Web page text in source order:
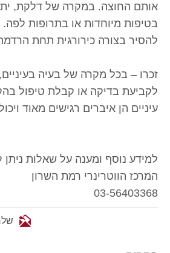
אותם החוצה. במקרה של דלקת,
בטיפות מיוחדות או בתרופות לפה.
להסיר בצורה כירורגית תחת
זכרו – בכל מקרה של בעיה
לקביעת בדיקה או קבלת טיפול
עיניים הן איברים רגישים מאוד
למידע נוסף ומענה על שאלות
המרכז הווטרינרי רמת השרון
03-56403368